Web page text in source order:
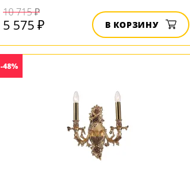
10 715 ₽
5 575 ₽ В КОРЗИНУ
-48%